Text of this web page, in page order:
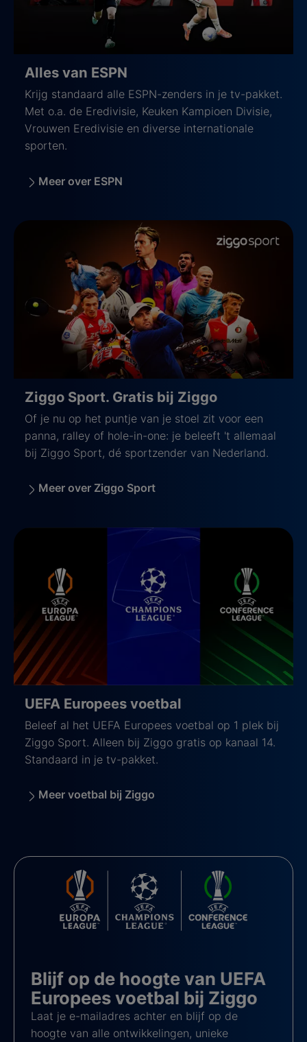
Alles van ESPN
Krijg standaard alle ESPN-zenders in je tv-pakket.
Met o.a. de Eredivisie, Keuken Kampioen Divisie,
Vrouwen Eredivisie en diverse internationale
sporten.
Meer over ESPN
Ziggo Sport. Gratis bij Ziggo
Of je nu op het puntje van je stoel zit voor een
panna, ralley of hole-in-one: je beleeft 't allemaal
bij Ziggo Sport, dé sportzender van Nederland.
Meer over Ziggo Sport
UEFA Europees voetbal
Beleef al het UEFA Europees voetbal op 1 plek bij
Ziggo Sport. Alleen bij Ziggo gratis op kanaal 14.
Standaard in je tv-pakket.
Meer voetbal bij Ziggo
Blijf op de hoogte van UEFA
Europees voetbal bij Ziggo
Laat je e-mailadres achter en blijf op de
hoogte van alle ontwikkelingen, unieke